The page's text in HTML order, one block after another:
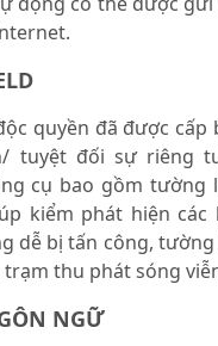
quyền đã được cấp
tuyệt đối sự riêng
cụ bao gồm tường
kiểm phát hiện
dễ bị tấn công,
trạm thu phát sóng
NGỮ